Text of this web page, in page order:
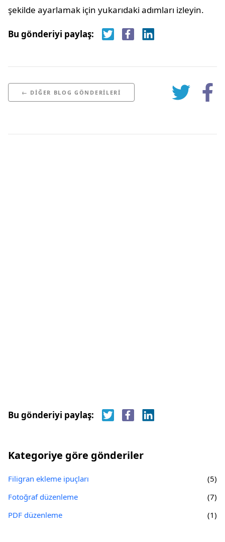
şekilde ayarlamak için yukarıdaki adımları izleyin.
Bu gönderiyi paylaş:
← DIĞER BLOG GÖNDERILERI
Bu gönderiyi paylaş:
Kategoriye göre gönderiler
Filigran ekleme ipuçları
(5)
Fotoğraf düzenleme
(7)
PDF düzenleme
(1)